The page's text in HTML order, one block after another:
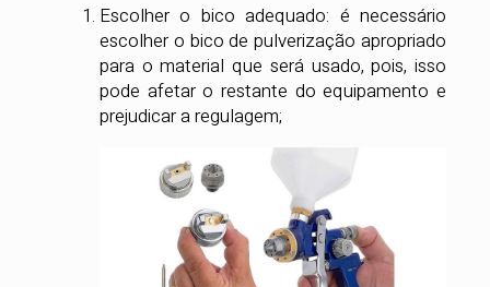
Escolher o bico adequado: é necessário
escolher o bico de pulverização apropriado
para o material que será usado, pois, isso
pode afetar o restante do equipamento e
prejudicar a regulagem;